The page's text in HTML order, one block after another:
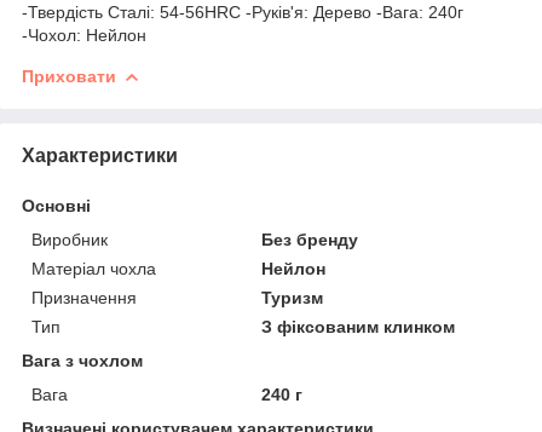
-Твердість Сталі: 54-56HRC -Руків'я: Дерево -Вага: 240г
-Чохол: Нейлон
Приховати
Характеристики
Основні
Виробник
Без бренду
Матеріал чохла
Нейлон
Призначення
Туризм
Тип
З фіксованим клинком
Вага з чохлом
Вага
240 г
Визначені користувачем характеристики